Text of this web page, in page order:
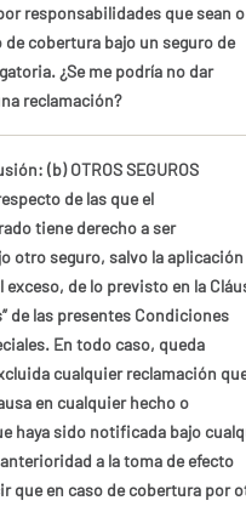
responsabilidades que sean o
de cobertura bajo un seguro de
¿Se me podría no dar
reclamación?
(b) OTROS SEGUROS
de las que el
tiene derecho a ser
otro seguro, salvo la aplicación
exceso, de lo previsto en la
de las presentes Condiciones
En todo caso, queda
cualquier reclamación
en cualquier hecho o
haya sido notificada bajo
a la toma de efecto
que en caso de cobertura por